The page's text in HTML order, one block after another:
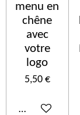
menu en
chêne
avec
votre
logo
5,50 €
Añadir al